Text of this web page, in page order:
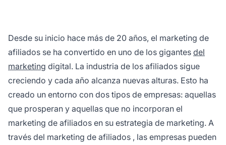
Desde su inicio hace más de 20 años, el marketing de
afiliados se ha convertido en uno de los gigantes del
marketing digital. La industria de los afiliados sigue
creciendo y cada año alcanza nuevas alturas. Esto ha
creado un entorno con dos tipos de empresas: aquellas
que prosperan y aquellas que no incorporan el
marketing de afiliados en su estrategia de marketing. A
través del marketing de afiliados , las empresas pueden